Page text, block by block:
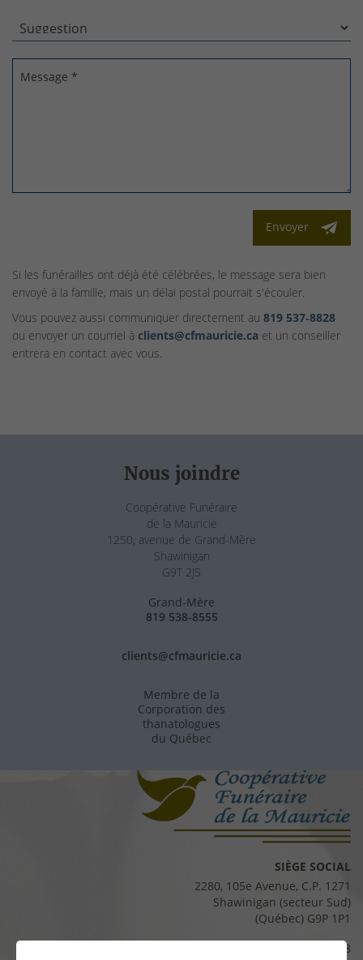
Message *
Envoyer
Si les funérailles ont déjà été célébrées, le message sera bien
envoyé à la famille, mais un délai postal pourrait s'écouler.
Vous pouvez aussi communiquer directement au 819 537‑8828
ou envoyer un courriel à clients@cfmauricie.ca et un conseiller
entrera en contact avec vous.
Nous joindre
Coopérative Funéraire
de la Mauricie
1250, avenue de Grand-Mère
Shawinigan
G9T 2J5
Grand-Mère
819 538-8555
clients@cfmauricie.ca
Membre de la
Corporation des
thanatologues
du Québec
SIÈGE SOCIAL
2280, 105e Avenue, C.P. 1271
Shawinigan (secteur Sud)
(Québec) G9P 1P1
819 537-8828